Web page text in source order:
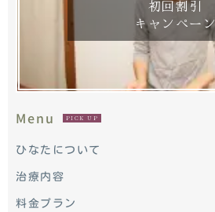
初回割引
キャンペーン
Menu PICK UP
ひなたについて
治療内容
料金プラン